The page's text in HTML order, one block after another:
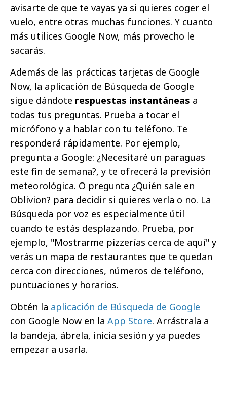
avisarte de que te vayas ya si quieres coger el
vuelo, entre otras muchas funciones. Y cuanto
más utilices Google Now, más provecho le
sacarás.
Además de las prácticas tarjetas de Google
Now, la aplicación de Búsqueda de Google
sigue dándote respuestas instantáneas a
todas tus preguntas. Prueba a tocar el
micrófono y a hablar con tu teléfono. Te
responderá rápidamente. Por ejemplo,
pregunta a Google: ¿Necesitaré un paraguas
este fin de semana?, y te ofrecerá la previsión
meteorológica. O pregunta ¿Quién sale en
Oblivion? para decidir si quieres verla o no. La
Búsqueda por voz es especialmente útil
cuando te estás desplazando. Prueba, por
ejemplo, "Mostrarme pizzerías cerca de aquí" y
verás un mapa de restaurantes que te quedan
cerca con direcciones, números de teléfono,
puntuaciones y horarios.
Obtén la aplicación de Búsqueda de Google
con Google Now en la App Store. Arrástrala a
la bandeja, ábrela, inicia sesión y ya puedes
empezar a usarla.